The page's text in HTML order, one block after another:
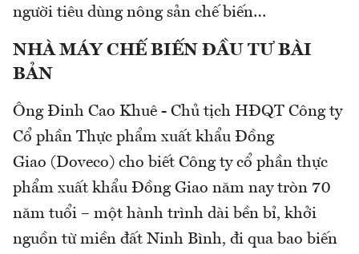
người tiêu dùng nông sản chế biến…
NHÀ MÁY CHẾ BIẾN ĐẦU TƯ BÀI
BẢN
Ông Đinh Cao Khuê - Chủ tịch HĐQT Công ty
Cổ phần Thực phẩm xuất khẩu Đồng
Giao (Doveco) cho biết Công ty cổ phần thực
phẩm xuất khẩu Đồng Giao năm nay tròn 70
năm tuổi – một hành trình dài bền bỉ, khởi
nguồn từ miền đất Ninh Bình, đi qua bao biến